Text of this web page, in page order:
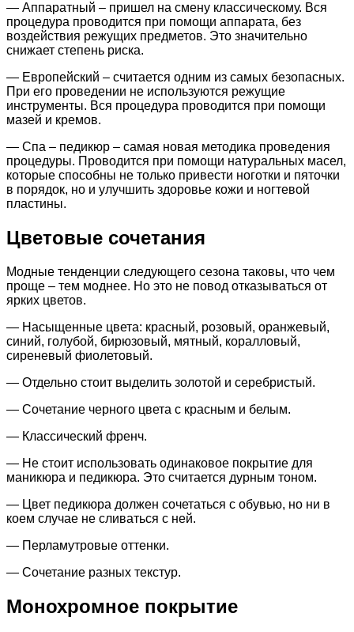
— Аппаратный – пришел на смену классическому. Вся
процедура проводится при помощи аппарата, без
воздействия режущих предметов. Это значительно
снижает степень риска.
— Европейский – считается одним из самых безопасных.
При его проведении не используются режущие
инструменты. Вся процедура проводится при помощи
мазей и кремов.
— Спа – педикюр – самая новая методика проведения
процедуры. Проводится при помощи натуральных масел,
которые способны не только привести ноготки и пяточки
в порядок, но и улучшить здоровье кожи и ногтевой
пластины.
Цветовые сочетания
Модные тенденции следующего сезона таковы, что чем
проще – тем моднее. Но это не повод отказываться от
ярких цветов.
— Насыщенные цвета: красный, розовый, оранжевый,
синий, голубой, бирюзовый, мятный, коралловый,
сиреневый фиолетовый.
— Отдельно стоит выделить золотой и серебристый.
— Сочетание черного цвета с красным и белым.
— Классический френч.
— Не стоит использовать одинаковое покрытие для
маникюра и педикюра. Это считается дурным тоном.
— Цвет педикюра должен сочетаться с обувью, но ни в
коем случае не сливаться с ней.
— Перламутровые оттенки.
— Сочетание разных текстур.
Монохромное покрытие